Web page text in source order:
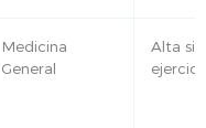
Medicina
General
Alta sin